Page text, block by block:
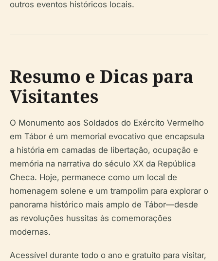
outros eventos históricos locais.
Resumo e Dicas para
Visitantes
O Monumento aos Soldados do Exército Vermelho
em Tábor é um memorial evocativo que encapsula
a história em camadas de libertação, ocupação e
memória na narrativa do século XX da República
Checa. Hoje, permanece como um local de
homenagem solene e um trampolim para explorar o
panorama histórico mais amplo de Tábor—desde
as revoluções hussitas às comemorações
modernas.
Acessível durante todo o ano e gratuito para visitar,